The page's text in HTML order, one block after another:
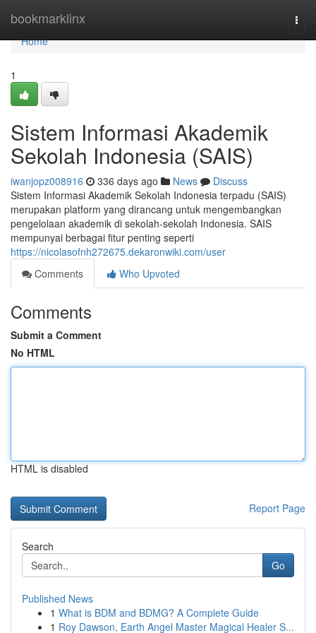
bookmarklinx
Home
Home
1
Sistem Informasi Akademik
Sekolah Indonesia (SAIS)
iwanjopz008916 336 days ago News
Discuss
Sistem Informasi Akademik Sekolah Indonesia terpadu (SAIS)
merupakan platform yang dirancang untuk mengembangkan
pengelolaan akademik di sekolah-sekolah Indonesia. SAIS
mempunyai berbagai fitur penting seperti
https://nicolasofnh272675.dekaronwiki.com/user
Comments
Who Upvoted
Comments
Submit a Comment
No HTML
HTML is disabled
Report Page
Search
Go
Published News
1 What is BDM and BDMG? A Complete Guide
1 Roy Dawson, Earth Angel Master Magical Healer S...